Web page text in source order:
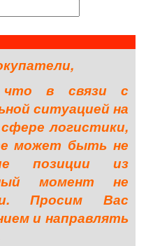
что в связи с
ситуацией на
логистики,
может быть не
позиции из
момент не
Просим Вас
и направлять